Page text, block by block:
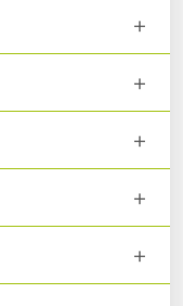
+
+
+
+
+